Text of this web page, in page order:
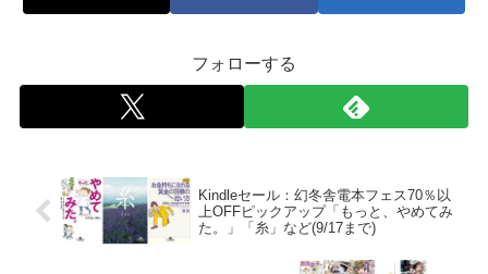
フォローする
Kindleセール：幻冬舎電本フェス70％以
上OFFピックアップ「もっと、やめてみ
た。」「糸」など(9/17まで)